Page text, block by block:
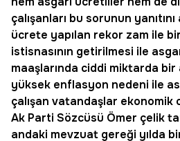
çalışanları bu sorunun
ücrete yapılan rekor zam ile
istisnasının getirilmesi ile
maaşlarında ciddi miktarda bir
yüksek enflasyon nedeni ile
çalışan vatandaşlar ekonomik
Ak Parti Sözcüsü Ömer çelik
andaki mevzuat gereği yılda